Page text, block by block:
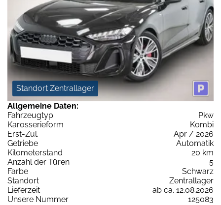
Standort Zentrallager
Allgemeine Daten:
Fahrzeugtyp
Pkw
Karosserieform
Kombi
Erst-Zul.
Apr / 2026
Getriebe
Automatik
Kilometerstand
20 km
Anzahl der Türen
5
Farbe
Schwarz
Standort
Zentrallager
Lieferzeit
ab ca. 12.08.2026
Unsere Nummer
125083